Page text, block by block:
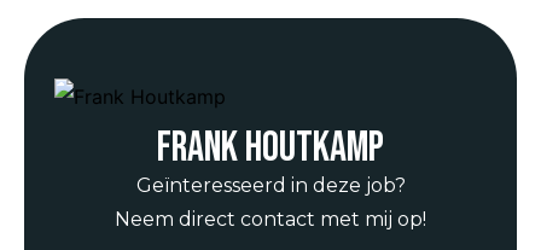
Frank Houtkamp
Geïnteresseerd in deze job?
Neem direct contact met mij op!